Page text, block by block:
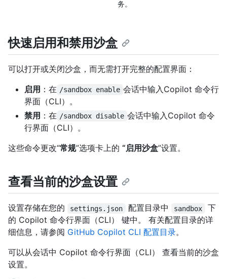
务。
快速启用和禁用沙盒
可以打开或关闭沙盒，而无需打开完整的配置界面：
启用 ：在 /sandbox enable 会话中输入Copilot 命令行
界面（CLI）。
禁用 ：在 /sandbox disable 会话中输入Copilot 命令
行界面（CLI）。
这些命令更改“常规”选项卡上的 “启用沙盒”设置。
查看当前的沙盒设置
设置存储在您的 settings.json 配置目录中 sandbox
下
的 Copilot 命令行界面（CLI） 键中。 有关配置目录的详
细信息，请参阅 GitHub Copilot CLI 配置目录。
可以从会话中 Copilot 命令行界面（CLI） 查看当前的沙盒
设置。